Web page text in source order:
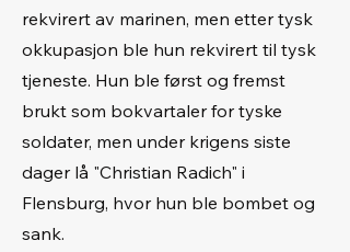
rekvirert av marinen, men etter tysk
okkupasjon ble hun rekvirert til tysk
tjeneste. Hun ble først og fremst
brukt som bokvartaler for tyske
soldater, men under krigens siste
dager lå "Christian Radich" i
Flensburg, hvor hun ble bombet og
sank.